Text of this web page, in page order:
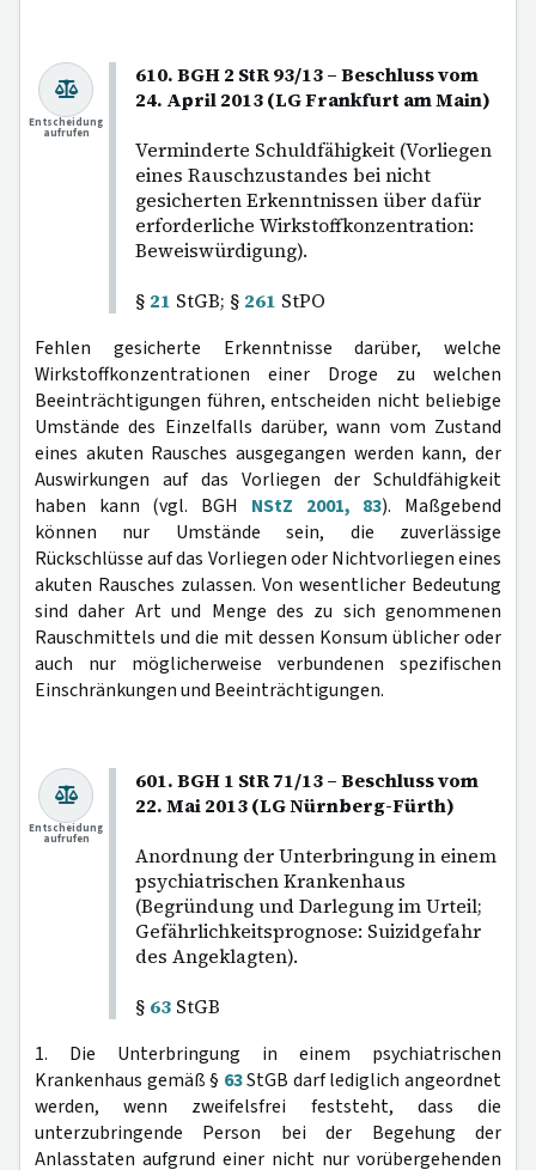
610. BGH 2 StR 93/13 – Beschluss vom
24. April 2013 (LG Frankfurt am Main)
Verminderte Schuldfähigkeit (Vorliegen
eines Rauschzustandes bei nicht
gesicherten Erkenntnissen über dafür
erforderliche Wirkstoffkonzentration:
Beweiswürdigung).
§ 21 StGB; § 261 StPO
Entscheidung
aufrufen
Fehlen gesicherte Erkenntnisse darüber, welche
Wirkstoffkonzentrationen einer Droge zu welchen
Beeinträchtigungen führen, entscheiden nicht beliebige
Umstände des Einzelfalls darüber, wann vom Zustand
eines akuten Rausches ausgegangen werden kann, der
Auswirkungen auf das Vorliegen der Schuldfähigkeit
haben kann (vgl. BGH NStZ 2001, 83). Maßgebend
können nur Umstände sein, die zuverlässige
Rückschlüsse auf das Vorliegen oder Nichtvorliegen eines
akuten Rausches zulassen. Von wesentlicher Bedeutung
sind daher Art und Menge des zu sich genommenen
Rauschmittels und die mit dessen Konsum üblicher oder
auch nur möglicherweise verbundenen spezifischen
Einschränkungen und Beeinträchtigungen.
601. BGH 1 StR 71/13 – Beschluss vom
22. Mai 2013 (LG Nürnberg-Fürth)
Anordnung der Unterbringung in einem
psychiatrischen Krankenhaus
(Begründung und Darlegung im Urteil;
Gefährlichkeitsprognose: Suizidgefahr
des Angeklagten).
§ 63 StGB
Entscheidung
aufrufen
1. Die Unterbringung in einem psychiatrischen
Krankenhaus gemäß § 63StGB darf lediglich angeordnet
werden, wenn zweifelsfrei feststeht, dass die
unterzubringende Person bei der Begehung der
Anlasstaten aufgrund einer nicht nur vorübergehenden